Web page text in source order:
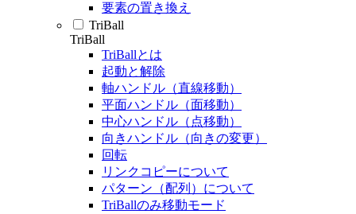
要素の置き換え
TriBall
TriBall
TriBallとは
起動と解除
軸ハンドル（直線移動）
平面ハンドル（面移動）
中心ハンドル（点移動）
向きハンドル（向きの変更）
回転
リンクコピーについて
パターン（配列）について
TriBallのみ移動モード